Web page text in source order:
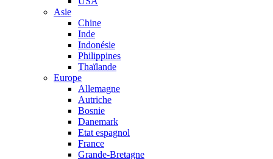
Asie
Chine
Inde
Indonésie
Philippines
Thaïlande
Europe
Allemagne
Autriche
Bosnie
Danemark
Etat espagnol
France
Grande-Bretagne